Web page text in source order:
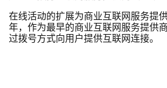
在线活动的扩展为商业互联网服务提
年，作为最早的商业互联网服务提供
过拨号方式向用户提供互联网连接。